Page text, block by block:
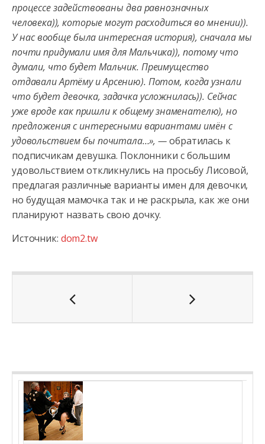
процессе задействованы два равнозначных
человека)), которые могут расходиться во мнении)).
У нас вообще была интересная история), сначала мы
почти придумали имя для Мальчика)), потому что
думали, что будет Мальчик. Преимущество
отдавали Артёму и Арсению). Потом, когда узнали
что будет девочка, задачка усложнилась)). Сейчас
уже вроде как пришли к общему знаменателю), но
предложения с интересными вариантами имён с
удовольствием бы почитала…», —обратилась к
подписчикам девушка. Поклонники с большим
удовольствием откликнулись на просьбу Лисовой,
предлагая различные варианты имен для девочки,
но будущая мамочка так и не раскрыла, как же они
планируют назвать свою дочку.
Источник: dom2.tw